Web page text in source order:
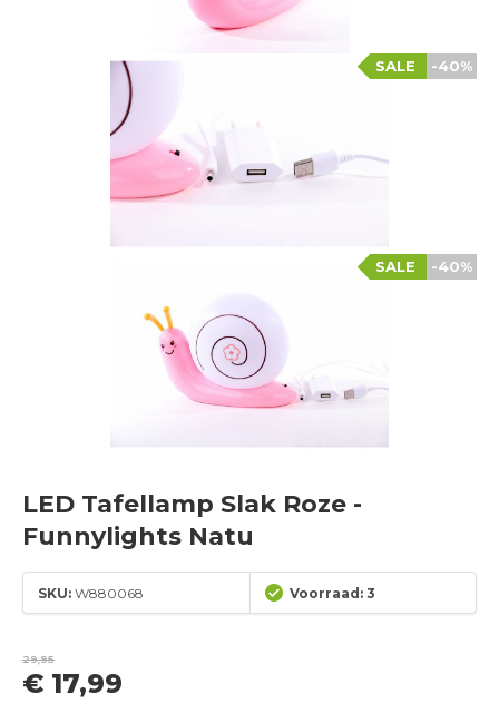
-40%
SALE
-40%
SALE
LED Tafellamp Slak Roze -
Funnylights Natu
SKU: W880068 Voorraad: 3
29,95
€ 17,99